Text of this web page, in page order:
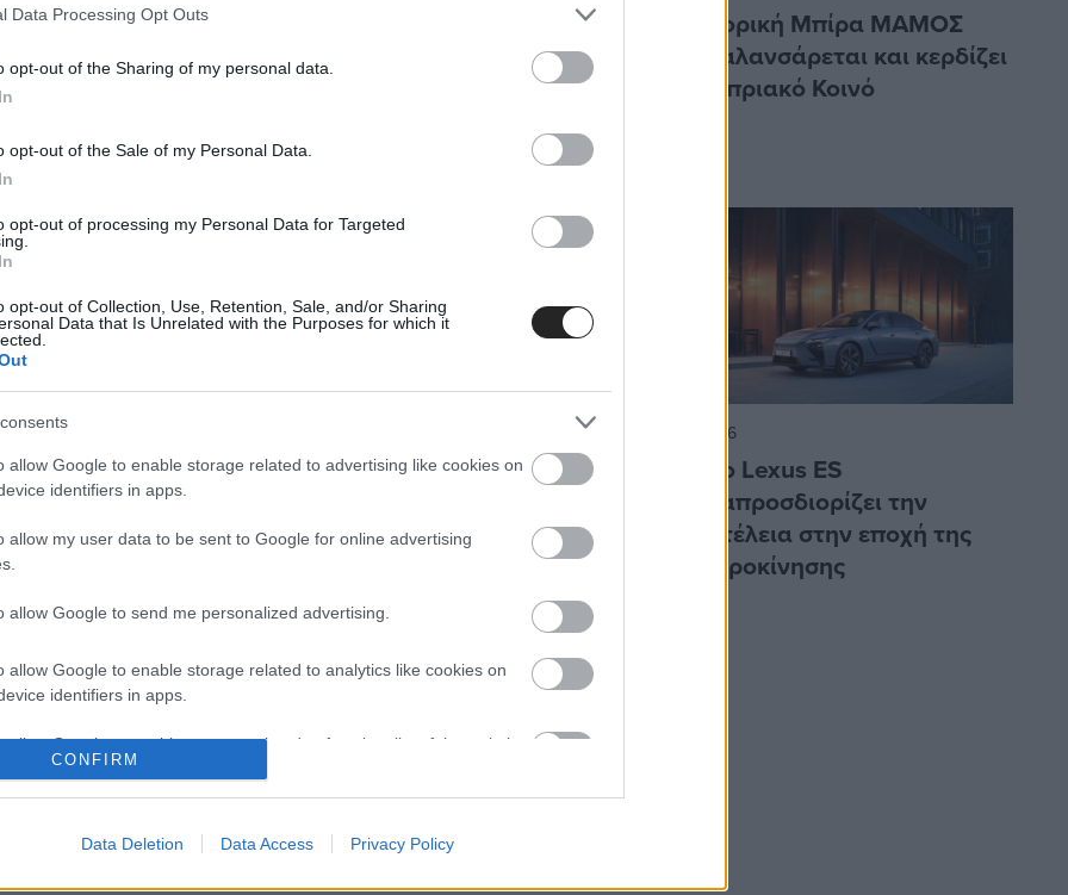
Data Processing Opt Outs
opt-out of the Sharing of my personal data.
opt-out of the Sale of my Personal Data.
opt-out of processing my Personal Data for Targeted
opt-out of Collection, Use, Retention, Sale, and/or Sharing
Data that Is Unrelated with the Purposes for which it
allow Google to enable storage related to advertising like cookies on
identifiers in apps.
allow my user data to be sent to Google for online advertising
allow Google to send me personalized advertising.
allow Google to enable storage related to analytics like cookies on
identifiers in apps.
allow Google to enable storage related to functionality of the website
CONFIRM
Data Deletion Data Access Privacy Policy
Αύξηση 8,3%
αξίας, 5,5% στο
τον Ιούνιο
στρατηγικος συνεργάτης των
Marks & Spencer σε Κύπρο και
Η ιστορική Μπίρα ΜΑΜΟΣ
επαναλανσάρεται και κερδίζει
το Κυπριακό Κοινό
HBC Κύπρου: Τρεις
διακρίσεις για το
Νερό
2026
Toyota και Lexus ενισχύουν
εξηλεκτρισμένα μοντέλα
16/7/2026
Το νέο Lexus ES
επαναπροσδιορίζει την
πολυτέλεια στην εποχή της
ηλεκτροκίνησης